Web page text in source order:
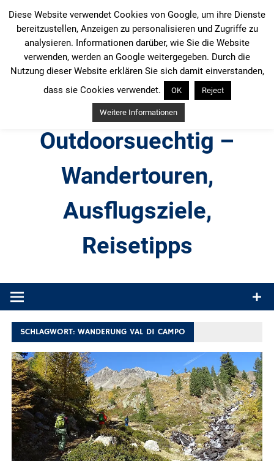
Inhalt
springen
Outdoorsuechtig –
Wandertouren,
Ausflugsziele,
Reisetipps
Produkttests und Buchrezensionen. Ein Blog für alle, die gern
SCHLAGWORT:WANDERUNG VAL DI CAMPO
Diese Website verwendet Cookies von Google, um ihre Dienste
bereitzustellen, Anzeigen zu personalisieren und Zugriffe zu
analysieren. Informationen darüber, wie Sie die Website
verwenden, werden an Google weitergegeben. Durch die
Nutzung dieser Website erklären Sie sich damit einverstanden,
dass sie Cookies verwendet.
OK Reject
Weitere Informationen